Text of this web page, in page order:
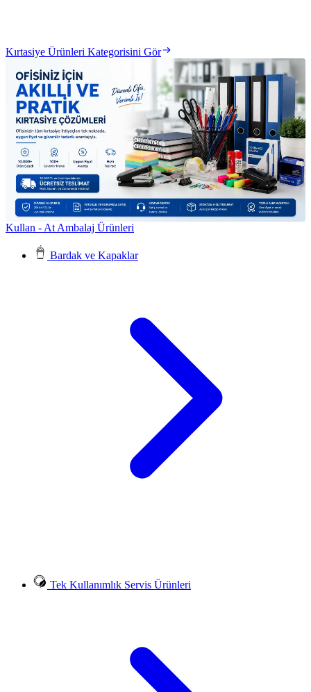
Kırtasiye Ürünleri Kategorisini Gör
Kullan - At Ambalaj Ürünleri
Bardak ve Kapaklar
Tek Kullanımlık Servis Ürünleri